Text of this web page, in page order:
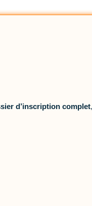
d’inscription complet